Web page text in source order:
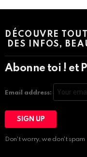
DÉCOUVRE
DES INFOS,
Abonne toi ! et
Email address:
Don't worry, we don't spam